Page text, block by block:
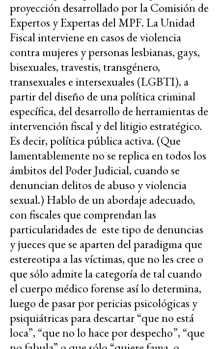
proyección desarrollado por la Comisión de
Expertos y Expertas del MPF. La Unidad
Fiscal interviene en casos de violencia
contra mujeres y personas lesbianas, gays,
bisexuales, travestis, transgénero,
transexuales e intersexuales (LGBTI), a
partir del diseño de una política criminal
específica, del desarrollo de herramientas de
intervención fiscal y del litigio estratégico.
Es decir, política pública activa. (Que
lamentablemente no se replica en todos los
ámbitos del Poder Judicial, cuando se
denuncian delitos de abuso y violencia
sexual.) Hablo de un abordaje adecuado,
con fiscales que comprendan las
particularidades de este tipo de denuncias
y jueces que se aparten del paradigma que
estereotipa a las víctimas, que no les cree o
que sólo admite la categoría de tal cuando
el cuerpo médico forense así lo determina,
luego de pasar por pericias psicológicas y
psiquiátricas para descartar “que no está
loca”, “que no lo hace por despecho”, “que